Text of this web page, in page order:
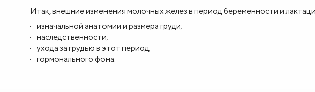
Итак, внешние изменения молочных желез в период беременности и
изначальной анатомии и размера груди;
наследственности;
ухода за грудью в этот период;
гормонального фона.